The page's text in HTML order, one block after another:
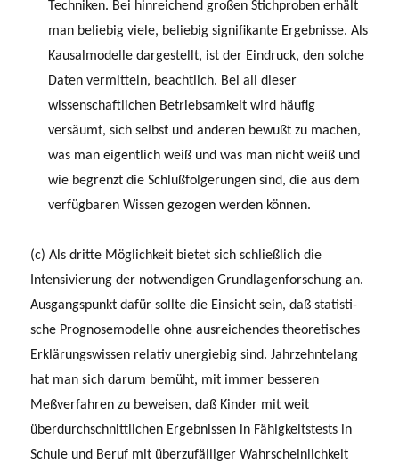
Techniken. Bei hinreichend großen Stichproben erhält
man beliebig viele, beliebig signifikante Ergebnisse. Als
Kausalmodelle dargestellt, ist der Eindruck, den solche
Daten vermitteln, beachtlich. Bei all dieser
wissenschaftli­chen Betriebsamkeit wird häufig
versäumt, sich selbst und anderen bewußt zu machen,
was man eigentlich weiß und was man nicht weiß und
wie begrenzt die Schlußfolgerungen sind, die aus dem
verfügbaren Wissen gezogen werden können.
(c) Als dritte Möglichkeit bietet sich schließlich die
Intensivierung der notwendigen Grundlagenforschung an.
Ausgangspunkt dafür sollte die Einsicht sein, daß statisti­
sche Prognosemodelle ohne ausreichendes theoretisches
Erklärungswissen relativ unergiebig sind. Jahrzehntelang
hat man sich darum bemüht, mit immer besseren
Meßverfahren zu beweisen, daß Kinder mit weit
überdurchschnittlichen Ergebnis­sen in Fähigkeitstests in
Schule und Beruf mit überzufälliger Wahrscheinlichkeit